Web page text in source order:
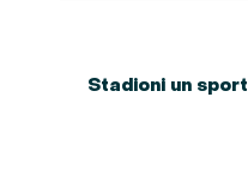
Stadioni un